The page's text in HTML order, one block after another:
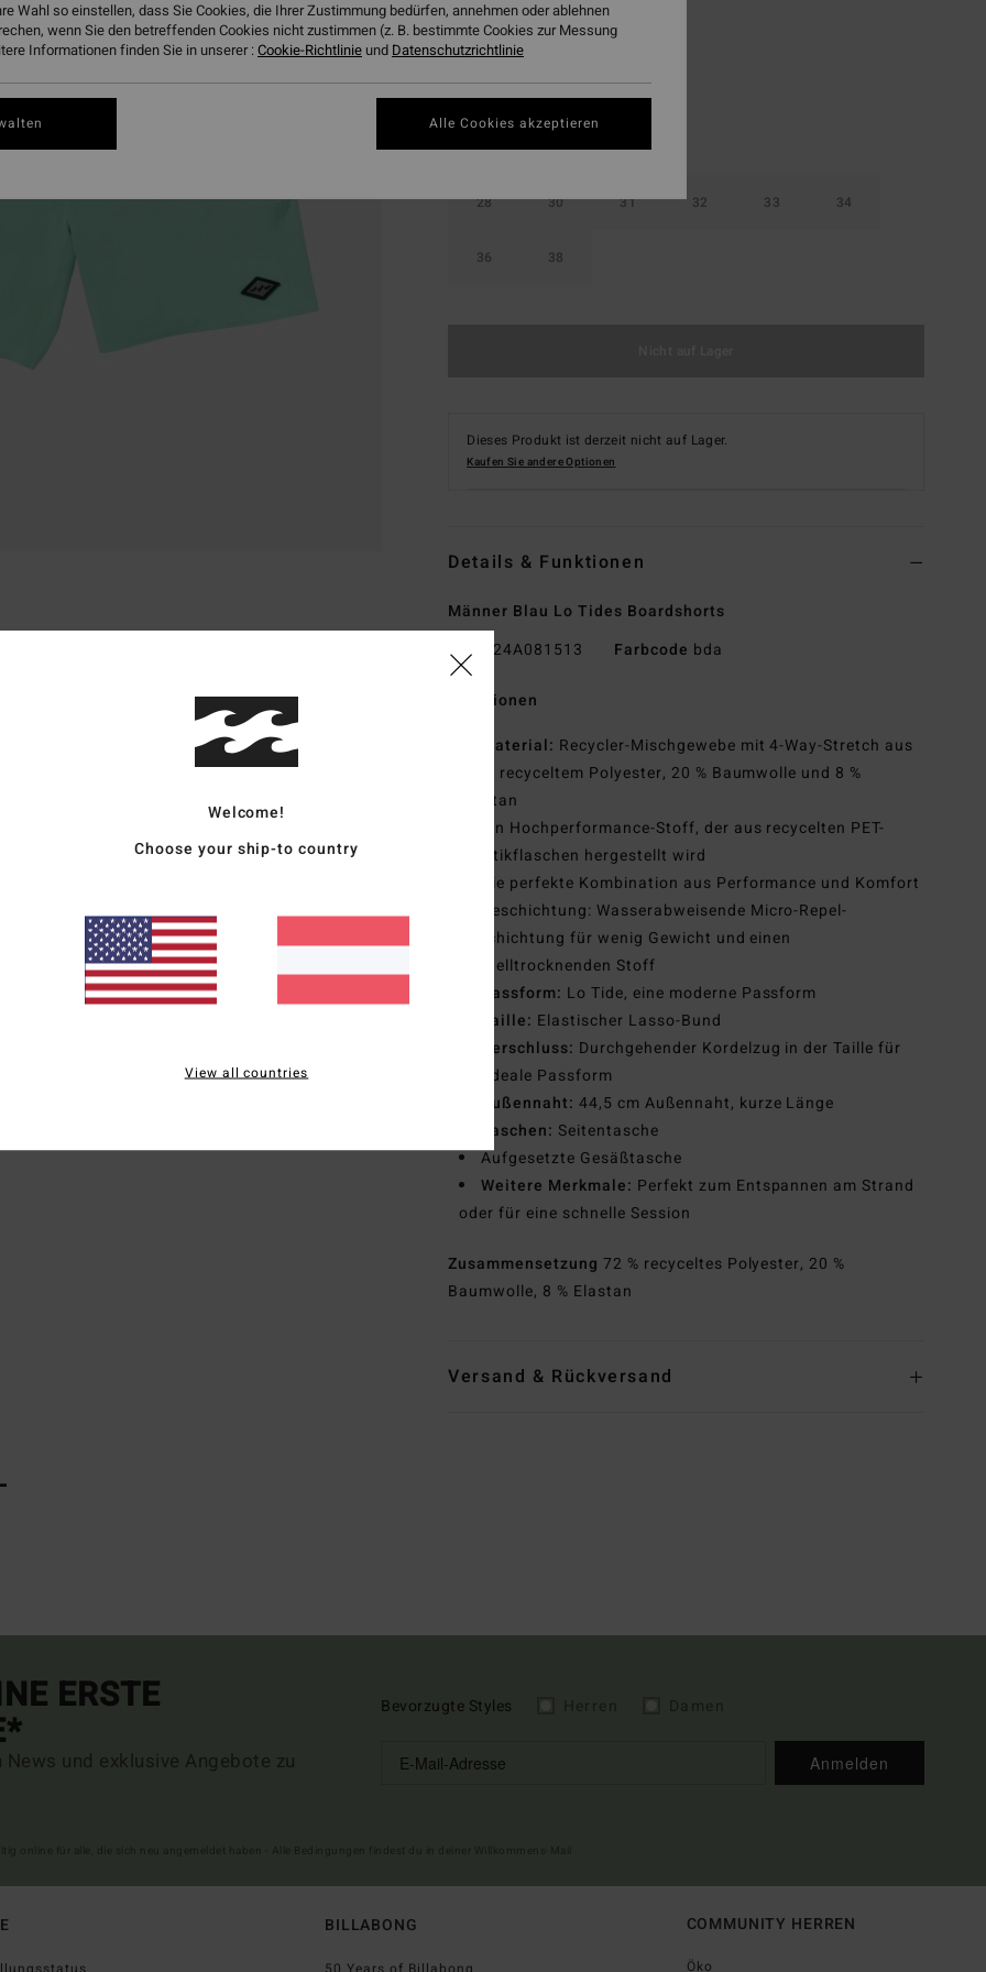
FarbeBermuda
28 30 31 32 33 34
36 38
Dieses Produkt ist derzeit nicht auf Lager.
Kaufen Sie andere Optionen
Details & Funktionen
Männer Blau Lo Tides Boardshorts
Style
24A081513 Farbcode bda
Funktionen
Material: Recycler-Mischgewebe mit 4-Way-Stretch aus
72 % recyceltem Polyester, 20 % Baumwolle und 8 %
Elastan
Ein Hochperformance-Stoff, der aus recycelten PET-
Plastikflaschen hergestellt wird
Die perfekte Kombination aus Performance und Komfort
Beschichtung: Wasserabweisende Micro-Repel-
Beschichtung für wenig Gewicht und einen
schnelltrocknenden Stoff
Passform: Lo Tide, eine moderne Passform
Taille: Elastischer Lasso-Bund
Verschluss: Durchgehender Kordelzug in der Taille für
die ideale Passform
Außennaht: 44,5 cm Außennaht, kurze Länge
Taschen: Seitentasche
Aufgesetzte Gesäßtasche
Weitere Merkmale: Perfekt zum Entspannen am Strand
oder für eine schnelle Session
Zusammensetzung 72 % recyceltes Polyester, 20 %
Baumwolle, 8 % Elastan
Versand & Rückversand
ERSTE
und exklusive Angebote zu
Bevorzugte Styles
Anmelden
BILLABONG COMMUNITY HERREN
Öko
Welcome!
Choose your ship-to country
View all countries
Wahl so einstellen, dass Sie Cookies, die Ihrer Zustimmung bedürfen, annehmen oder ablehnen
wenn Sie den betreffenden Cookies nicht zustimmen (z. B. bestimmte Cookies zur Messung
Informationen finden Sie in unserer :Cookie-Richtlinie und Datenschutzrichtlinie
Alle Cookies akzeptieren